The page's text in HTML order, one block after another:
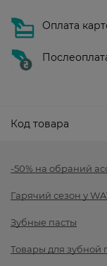
Оплата
Код товара
-50% на обраний
Гарячий сезон у
Зубные пасты
Товары для зубной